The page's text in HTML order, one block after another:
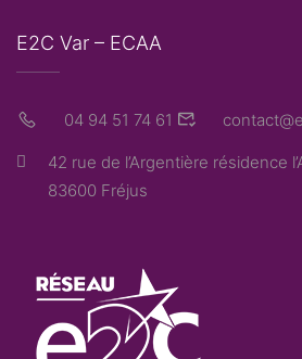
E2C Var – ECAA
04 94 51 74 61
42 rue de l’Argentière résidence
83600 Fréjus